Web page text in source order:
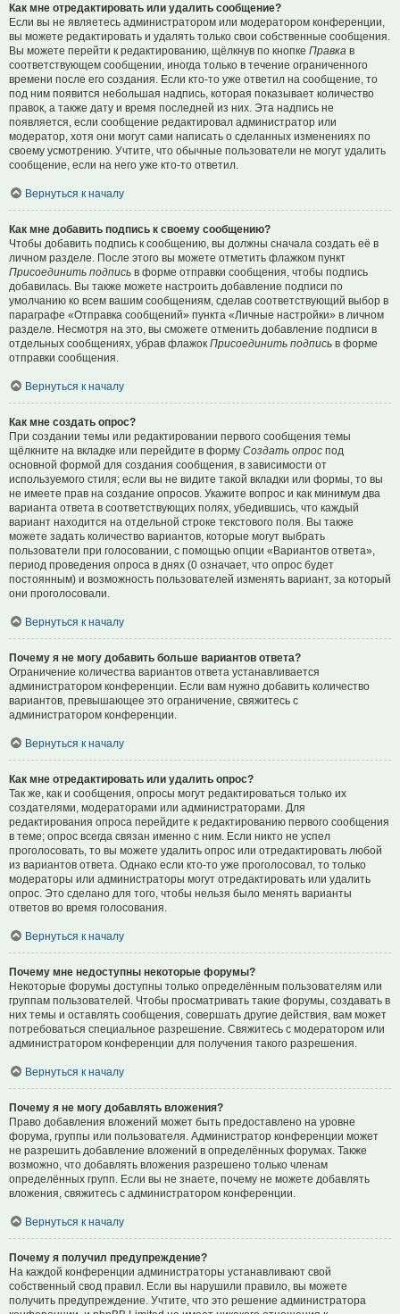
Как мне отредактировать или удалить сообщение?
Если вы не являетесь администратором или модератором конференции,
вы можете редактировать и удалять только свои собственные сообщения.
Вы можете перейти к редактированию, щёлкнув по кнопке Правка в
соответствующем сообщении, иногда только в течение ограниченного
времени после его создания. Если кто-то уже ответил на сообщение, то
под ним появится небольшая надпись, которая показывает количество
правок, а также дату и время последней из них. Эта надпись не
появляется, если сообщение редактировал администратор или
модератор, хотя они могут сами написать о сделанных изменениях по
своему усмотрению. Учтите, что обычные пользователи не могут удалить
сообщение, если на него уже кто-то ответил.
Вернуться к началу
Как мне добавить подпись к своему сообщению?
Чтобы добавить подпись к сообщению, вы должны сначала создать её в
личном разделе. После этого вы можете отметить флажком пункт
Присоединить подпись в форме отправки сообщения, чтобы подпись
добавилась. Вы также можете настроить добавление подписи по
умолчанию ко всем вашим сообщениям, сделав соответствующий выбор в
параграфе «Отправка сообщений» пункта «Личные настройки» в личном
разделе. Несмотря на это, вы сможете отменить добавление подписи в
отдельных сообщениях, убрав флажок Присоединить подпись в форме
отправки сообщения.
Вернуться к началу
Как мне создать опрос?
При создании темы или редактировании первого сообщения темы
щёлкните на вкладке или перейдите в форму Создать опрос под
основной формой для создания сообщения, в зависимости от
используемого стиля; если вы не видите такой вкладки или формы, то вы
не имеете прав на создание опросов. Укажите вопрос и как минимум два
варианта ответа в соответствующих полях, убедившись, что каждый
вариант находится на отдельной строке текстового поля. Вы также
можете задать количество вариантов, которые могут выбрать
пользователи при голосовании, с помощью опции «Вариантов ответа»,
период проведения опроса в днях (0 означает, что опрос будет
постоянным) и возможность пользователей изменять вариант, за который
они проголосовали.
Вернуться к началу
Почему я не могу добавить больше вариантов ответа?
Ограничение количества вариантов ответа устанавливается
администратором конференции. Если вам нужно добавить количество
вариантов, превышающее это ограничение, свяжитесь с
администратором конференции.
Вернуться к началу
Как мне отредактировать или удалить опрос?
Так же, как и сообщения, опросы могут редактироваться только их
создателями, модераторами или администраторами. Для
редактирования опроса перейдите к редактированию первого сообщения
в теме; опрос всегда связан именно с ним. Если никто не успел
проголосовать, то вы можете удалить опрос или отредактировать любой
из вариантов ответа. Однако если кто-то уже проголосовал, то только
модераторы или администраторы могут отредактировать или удалить
опрос. Это сделано для того, чтобы нельзя было менять варианты
ответов во время голосования.
Вернуться к началу
Почему мне недоступны некоторые форумы?
Некоторые форумы доступны только определённым пользователям или
группам пользователей. Чтобы просматривать такие форумы, создавать в
них темы и оставлять сообщения, совершать другие действия, вам может
потребоваться специальное разрешение. Свяжитесь с модератором или
администратором конференции для получения такого разрешения.
Вернуться к началу
Почему я не могу добавлять вложения?
Право добавления вложений может быть предоставлено на уровне
форума, группы или пользователя. Администратор конференции может
не разрешить добавление вложений в определённых форумах. Также
возможно, что добавлять вложения разрешено только членам
определённых групп. Если вы не знаете, почему не можете добавлять
вложения, свяжитесь с администратором конференции.
Вернуться к началу
Почему я получил предупреждение?
На каждой конференции администраторы устанавливают свой
собственный свод правил. Если вы нарушили правило, вы можете
получить предупреждение. Учтите, что это решение администратора